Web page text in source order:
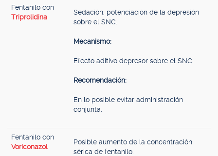
Fentanilo con
Triprolidina
Sedación, potenciación de la depresión
sobre el SNC.
Mecanismo:
Efecto aditivo depresor sobre el SNC.
Recomendación:
En lo posible evitar administración
conjunta.
Fentanilo con
Voriconazol
Posible aumento de la concentración
sérica de fentanilo.